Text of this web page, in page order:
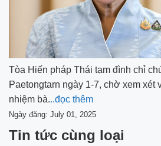
Tòa Hiến pháp Thái tạm đình chỉ
Paetongtarn ngày 1-7, chờ xem xét
nhiệm bà...đọc thêm
Ngày đăng: July 01, 2025
Tin tức cùng loại